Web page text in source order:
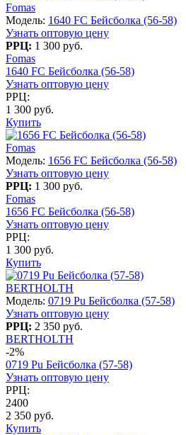
Fomas
Модель: 1640 FC Бейсболка (56-58)
Узнать оптовую цену
РРЦ: 1 300 руб.
Fomas
1640 FC Бейсболка (56-58)
Узнать оптовую цену
РРЦ:
1 300 руб.
Купить
Fomas
Модель: 1656 FC Бейсболка (56-58)
Узнать оптовую цену
РРЦ: 1 300 руб.
Fomas
1656 FC Бейсболка (56-58)
Узнать оптовую цену
РРЦ:
1 300 руб.
Купить
BERTHOLTH
Модель: 0719 Pu Бейсболка (57-58)
Узнать оптовую цену
РРЦ: 2 350 руб.
BERTHOLTH
-2%
0719 Pu Бейсболка (57-58)
Узнать оптовую цену
РРЦ:
2400
2 350 руб.
Купить